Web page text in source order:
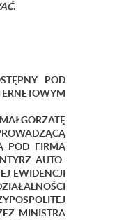
POD
POD FIRMĄ
AUTO-
EWIDENCJI
MINISTRA